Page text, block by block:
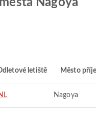
Nagoya
letiště Město
Nagoya